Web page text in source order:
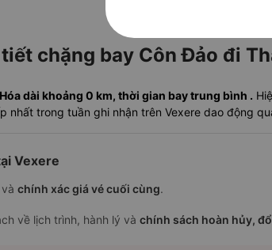
chặng bay Côn Đảo đi
dài khoảng 0 km, thời gian bay trung bình .
nhất trong tuần ghi nhận trên Vexere dao động
Vexere
chính xác giá vé cuối cùng.
về lịch trình, hành lý và chính sách hoàn hủy,